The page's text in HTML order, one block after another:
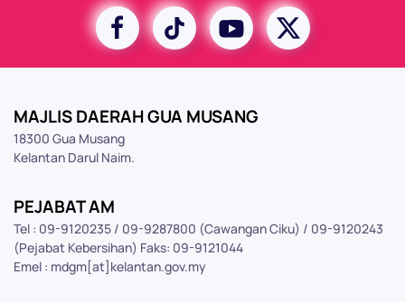
MAJLIS DAERAH GUA MUSANG
18300 Gua Musang
Kelantan Darul Naim.
PEJABAT AM
Tel : 09-9120235 / 09-9287800 (Cawangan Ciku) / 09-9120243
(Pejabat Kebersihan) Faks: 09-9121044
Emel : mdgm[at]kelantan.gov.my